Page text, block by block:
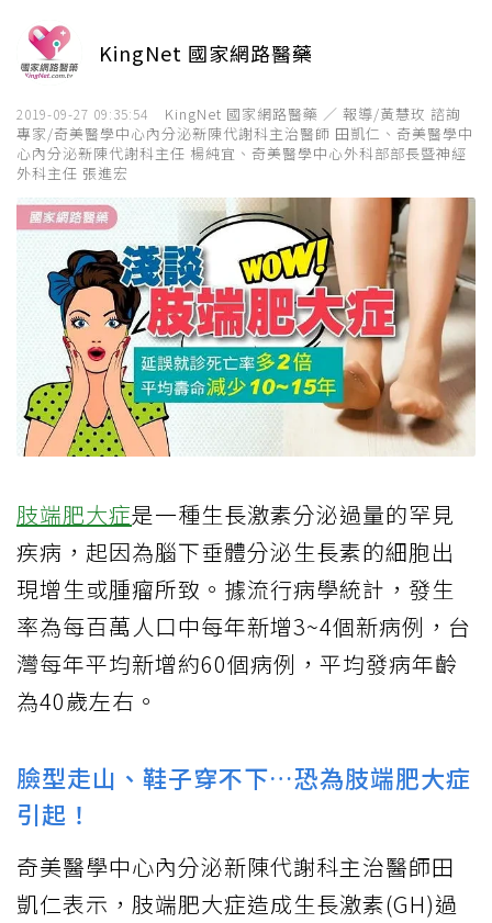
KingNet 國家網路醫藥
2019-09-27 09:35:54
KingNet 國家網路醫藥 ／ 報導/黃慧玫 諮詢
專家/奇美醫學中心內分泌新陳代謝科主治醫師 田凱仁、奇美醫學中
心內分泌新陳代謝科主任 楊純宜、奇美醫學中心外科部部長暨神經
外科主任 張進宏
肢端肥大症是一種生長激素分泌過量的罕見
疾病，起因為腦下垂體分泌生長素的細胞出
現增生或腫瘤所致。據流行病學統計，發生
率為每百萬人口中每年新增3~4個新病例，台
灣每年平均新增約60個病例，平均發病年齡
為40歲左右。
臉型走山、鞋子穿不下…恐為肢端肥大症
引起！
奇美醫學中心內分泌新陳代謝科主治醫師田
凱仁表示，肢端肥大症造成生長激素(GH)過